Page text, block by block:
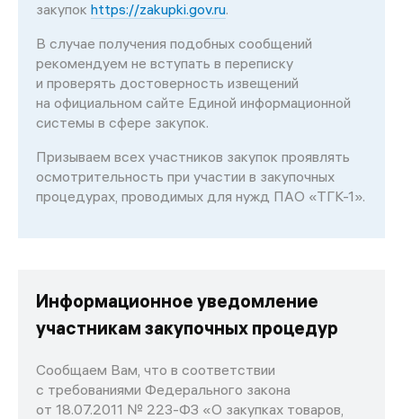
закупок https://zakupki.gov.ru.
В случае получения подобных сообщений
рекомендуем не вступать в переписку
и проверять достоверность извещений
на официальном сайте Единой информационной
системы в сфере закупок.
Призываем всех участников закупок проявлять
осмотрительность при участии в закупочных
процедурах, проводимых для нужд ПАО «ТГК-1».
Информационное уведомление
участникам закупочных процедур
Сообщаем Вам, что в соответствии
с требованиями Федерального закона
от 18.07.2011 № 223-ФЗ «О закупках товаров,